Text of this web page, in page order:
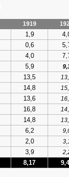
1919
1,9
0,6
4,0
5,9
13,5
14,8
13,6
16,8
14,8
6,2
2,0
3,9
8,17